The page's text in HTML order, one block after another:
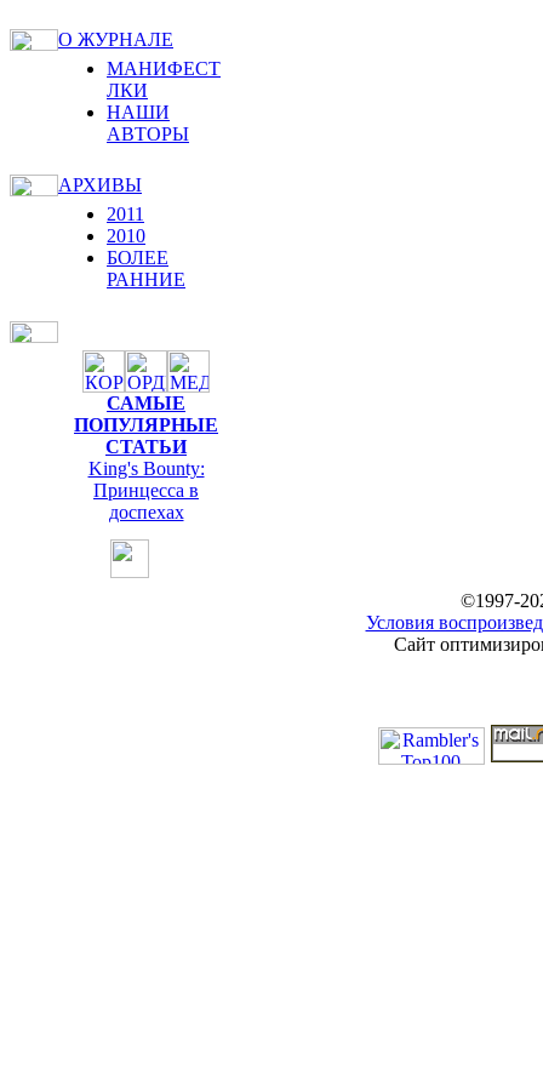
О ЖУРНАЛЕ
МАНИФЕСТ
ЛКИ
НАШИ
АВТОРЫ
АРХИВЫ
2011
2010
БОЛЕЕ
РАННИЕ
САМЫЕ
ПОПУЛЯРНЫЕ
СТАТЬИ
King's Bounty:
Принцесса в
доспехах
©1997-
Условия
Сайт